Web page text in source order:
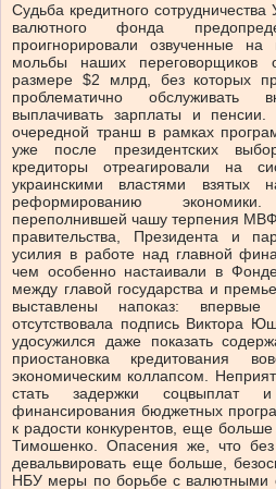
Судьба кредитного
валютного фонда
проигнорировали озвученные
мольбы наших
размере $2 млрд, без которых
проблематично обслуживать
выплачивать зарплаты и
очередной транш в рамках
уже после президентских
кредиторы отреагировали на
украинскими властями взятых
реформированию
переполнившей чашу терпения
правительства, Президента и
усилия в работе над главной
чем особенно настаивали в
между главой государства и
выставлены напоказ:
отсутствовала подпись Виктора
удосужился даже показать
приостановка кредитования
экономическим коллапсом.
стать задержки соцвыплат
финансирования бюджетных
к радости конкурентов, еще
Тимошенко. Опасения же, что
девальвировать еще больше,
НБУ меры по борьбе с валютными